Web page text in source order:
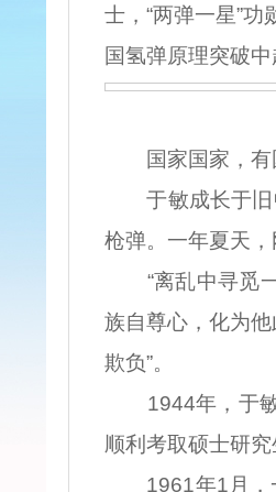
士，“两弹一星”
国氢弹原理突破
国家国家，有国
于敏成长于旧中
枪弹。一年夏天
“离乱中寻觅一
族自尊心，化为他
欺负”。
1944年，于敏
顺利考取硕士研
1961年1月，一